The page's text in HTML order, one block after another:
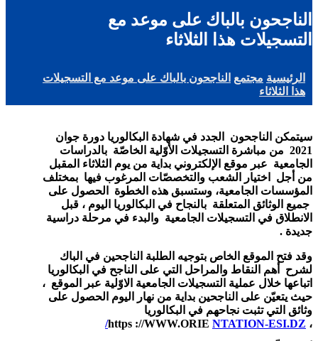
الناجحون بالباك على موعد مع
التسجيلات هذا الثلاثاء
الرئيسية مجتمع الناجحون بالباك على موعد مع التسجيلات
هذا الثلاثاء
سيتمكن الناجحون الجدد في شهادة البكالوريا دورة جوان
2021 من مباشرة التسجيلات الأوّلية الخاصّة بالدراسات
الجامعية عبر موقع الإلكتروني بداية من يوم الثلاثاء المقبل
من أجل اختيار الشعب والتخصصّات المرغوب فيها بمختلف
المؤسسات الجامعية، وستسبق هذه الخطوة الحصول على
جميع الوثائق المتعلقة بالنجاح في البكالوريا اليوم ، قبل
الانطلاق في التسجيلات الجامعية والبدء في مرحلة دراسية
جديدة .
وقد فتح الموقع الخاص بتوجيه الطلبة الناجحين في الباك
لشرح أهم النقاط والمراحل التي على الناجح في البكالوريا
اتباعها خلال عملية التسجيلات الجامعية الاوّلية عبر الموقع ،
حيث يتعيّن على الناجحين بداية من نهار اليوم الحصول على
وثائق التي تثبت نجاحهم في البكالوريا
،
https ://WWW.ORIE NTATION-ESI.DZ/